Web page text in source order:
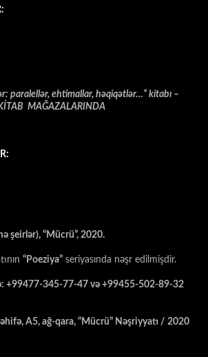
paralellər, ehtimallar, həqiqətlər…” kitabı –
MAĞAZALARINDA
şeirlər), “Mücrü”, 2020.
“Poeziya” seriyasında nəşr edilmişdir.
+99477-345-77-47 və +99455-502-89-32
A5, ağ-qara, “Mücrü” Nəşriyyatı / 2020